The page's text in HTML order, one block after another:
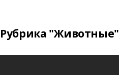
Рубрика "Животные"